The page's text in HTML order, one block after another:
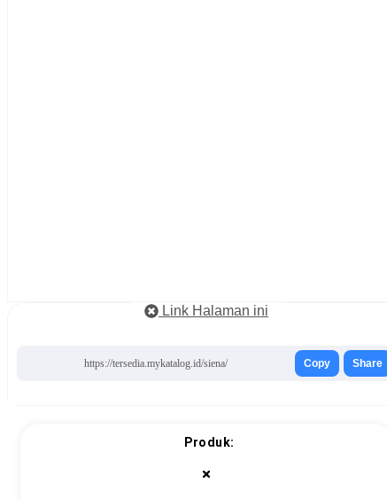
Link Halaman ini
https://tersedia.mykatalog.id/siena/ Copy Share
Produk: